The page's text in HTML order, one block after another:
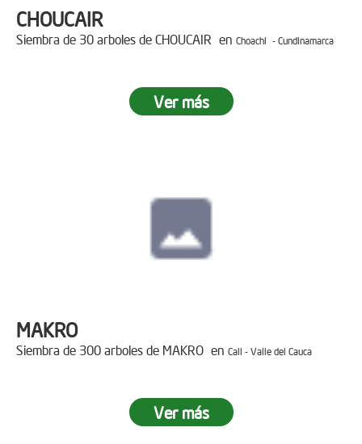
CHOUCAIR
Siembra de 30 arboles de CHOUCAIR en Choachi - Cundinamarca
Ver más
MAKRO
Siembra de 300 arboles de MAKRO en Cali - Valle del Cauca
Ver más